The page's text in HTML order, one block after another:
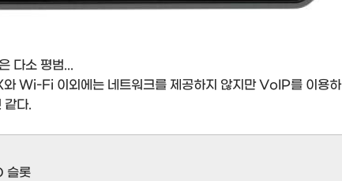
다소 평범...
Wi-Fi 이외에는 네트워크를 제공하지 않지만 VoIP를 이용하
같다.
슬롯